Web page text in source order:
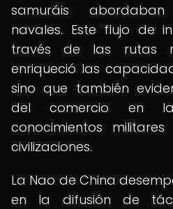
samuráis
navales. Este flujo de
través de las rutas
enriqueció las
sino que también
del comercio en
conocimientos
civilizaciones.
La Nao de China
en la difusión de